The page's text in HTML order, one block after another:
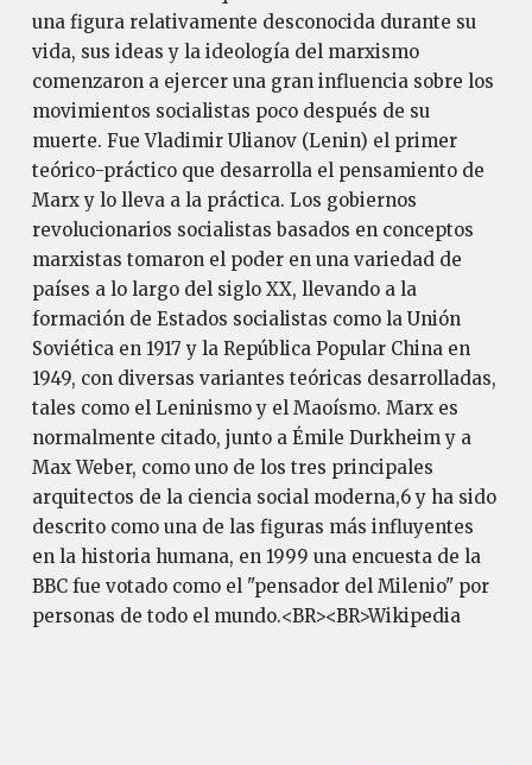
una figura relativamente desconocida durante su
vida, sus ideas y la ideología del marxismo
comenzaron a ejercer una gran influencia sobre los
movimientos socialistas poco después de su
muerte. Fue Vladimir Ulianov (Lenin) el primer
teórico-práctico que desarrolla el pensamiento de
Marx y lo lleva a la práctica. Los gobiernos
revolucionarios socialistas basados en conceptos
marxistas tomaron el poder en una variedad de
países a lo largo del siglo XX, llevando a la
formación de Estados socialistas como la Unión
Soviética en 1917 y la República Popular China en
1949, con diversas variantes teóricas desarrolladas,
tales como el Leninismo y el Maoísmo. Marx es
normalmente citado, junto a Émile Durkheim y a
Max Weber, como uno de los tres principales
arquitectos de la ciencia social moderna,6 y ha sido
descrito como una de las figuras más influyentes
en la historia humana, en 1999 una encuesta de la
BBC fue votado como el "pensador del Milenio" por
personas de todo el mundo.<BR><BR>Wikipedia